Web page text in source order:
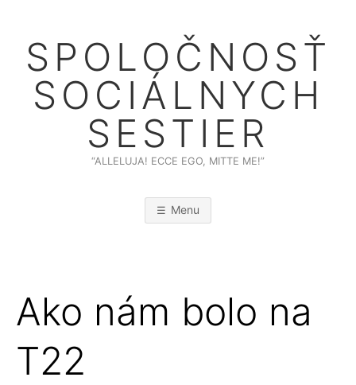
contentSPOLOČNOSŤ
SOCIÁLNYCH
SESTIER
“ALLELUJA! ECCE EGO, MITTE ME!”
Menu
Ako nám bolo na
T22